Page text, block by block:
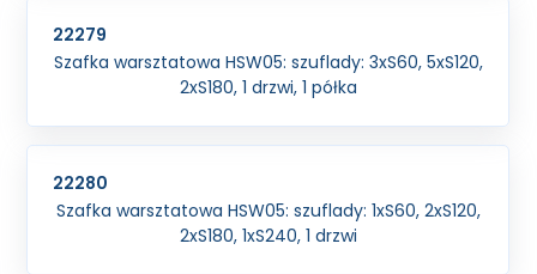
22279
Szafka warsztatowa HSW05: szuflady: 3xS60, 5xS120,
2xS180, 1 drzwi, 1 półka
22280
Szafka warsztatowa HSW05: szuflady: 1xS60, 2xS120,
2xS180, 1xS240, 1 drzwi